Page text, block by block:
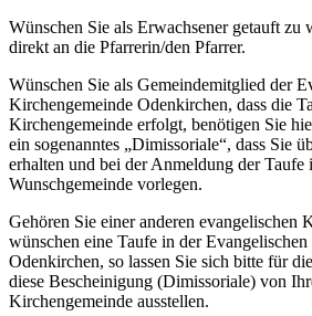
Wünschen Sie als Erwachsener getauft zu
direkt an die Pfarrerin/den Pfarrer.
Wünschen Sie als Gemeindemitglied der
Kirchengemeinde Odenkirchen, dass die
Kirchengemeinde erfolgt, benötigen Sie
ein sogenanntes „Dimissoriale“, dass Sie
erhalten und bei der Anmeldung der Taufe
Wunschgemeinde vorlegen.
Gehören Sie einer anderen evangelischen
wünschen eine Taufe in der
Odenkirchen, so lassen Sie sich bitte für
diese Bescheinigung (Dimissoriale) von
Kirchengemeinde ausstellen.